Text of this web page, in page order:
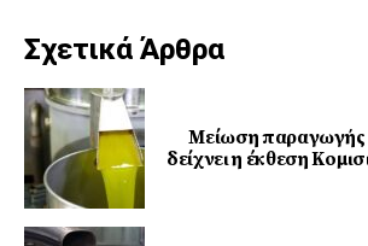
Σχετικά Άρθρα
Μείωση παραγωγής
δείχνει η έκθεση